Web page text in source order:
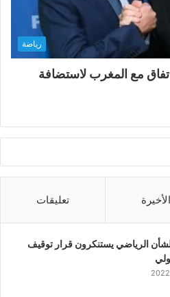
رياضة
مع المغرب لاستضافة
الأخيرة تعليقات
الرياضي يستنكرون قرار توقيف